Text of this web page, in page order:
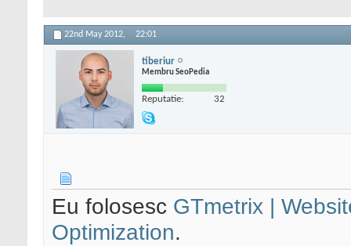
22nd May 2012, 22:01
tiberiur
Membru SeoPedia
Reputatie: 32
Eu folosesc GTmetrix |
Optimization.